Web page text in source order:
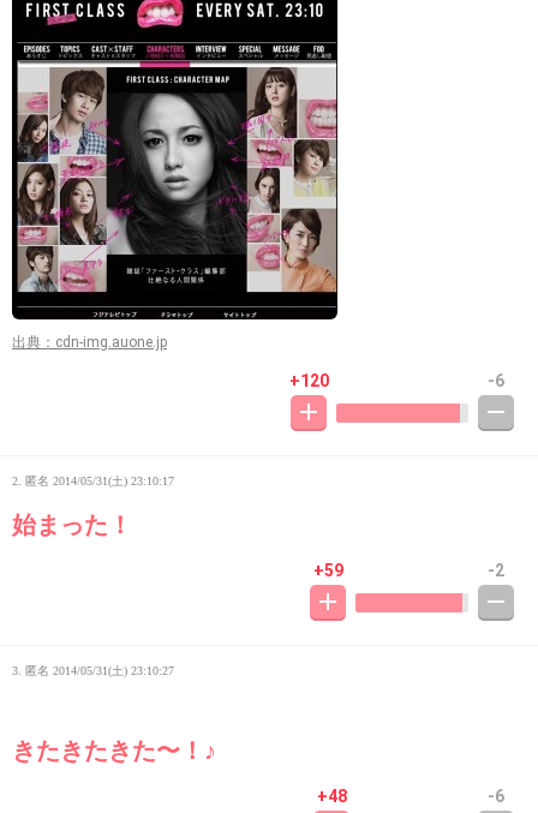
出典：cdn-img.auone.jp
+120 -6
2. 匿名 2014/05/31(土) 23:10:17
始まった！
+59 -2
3. 匿名 2014/05/31(土) 23:10:27
きたきたきた〜！♪
+48 -6